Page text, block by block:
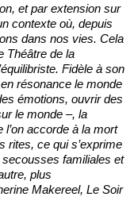
et par extension sur
contexte où, depuis
dans nos vies. Cela
Théâtre de la
Fidèle à son
résonance le monde
émotions, ouvrir des
le monde –, la
accorde à la mort
rites, ce qui s’exprime
familiales et
plus
Makereel, Le Soir